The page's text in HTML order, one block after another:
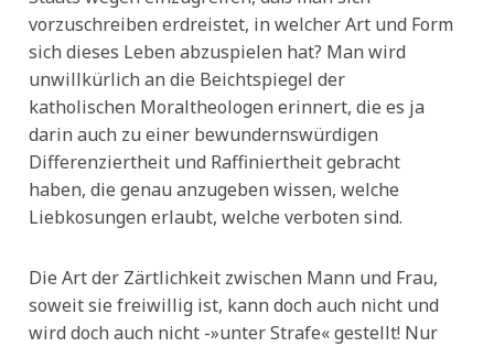
vorzuschreiben erdreistet, in welcher Art und Form
sich dieses Leben abzuspielen hat? Man wird
unwillkürlich an die Beichtspiegel der
katholischen Moraltheologen erinnert, die es ja
darin auch zu einer bewundernswürdigen
Differenziertheit und Raffiniertheit gebracht
haben, die genau anzugeben wissen, welche
Liebkosungen erlaubt, welche verboten sind.
Die Art der Zärtlichkeit zwischen Mann und Frau,
soweit sie freiwillig ist, kann doch auch nicht und
wird doch auch nicht -»unter Strafe« gestellt! Nur